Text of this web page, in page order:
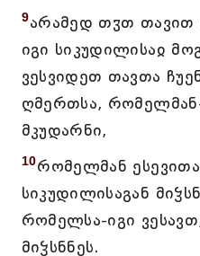
9არამედ თჳთ თავით
იგი სიკუდილისაჲ
ვესვიდეთ თავთა
ღმერთსა,
მკუდარნი,
10რომელმან
სიკუდილისაგან
რომელსა-იგი
მიჴსნნეს.